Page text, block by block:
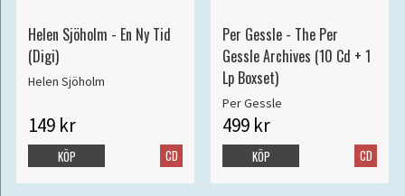
Helen Sjöholm - En Ny Tid
(Digi)
Helen Sjöholm
149 kr
CD
KÖP
Per Gessle - The Per
Gessle Archives (10 Cd + 1
Lp Boxset)
Per Gessle
499 kr
CD
KÖP